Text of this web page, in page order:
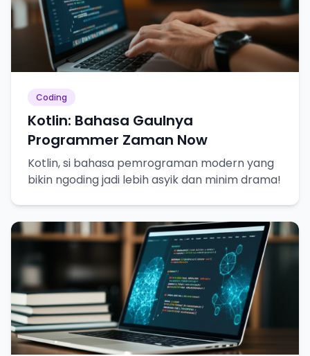
Coding
Kotlin: Bahasa Gaulnya
Programmer Zaman Now
Kotlin, si bahasa pemrograman modern yang
bikin ngoding jadi lebih asyik dan minim drama!